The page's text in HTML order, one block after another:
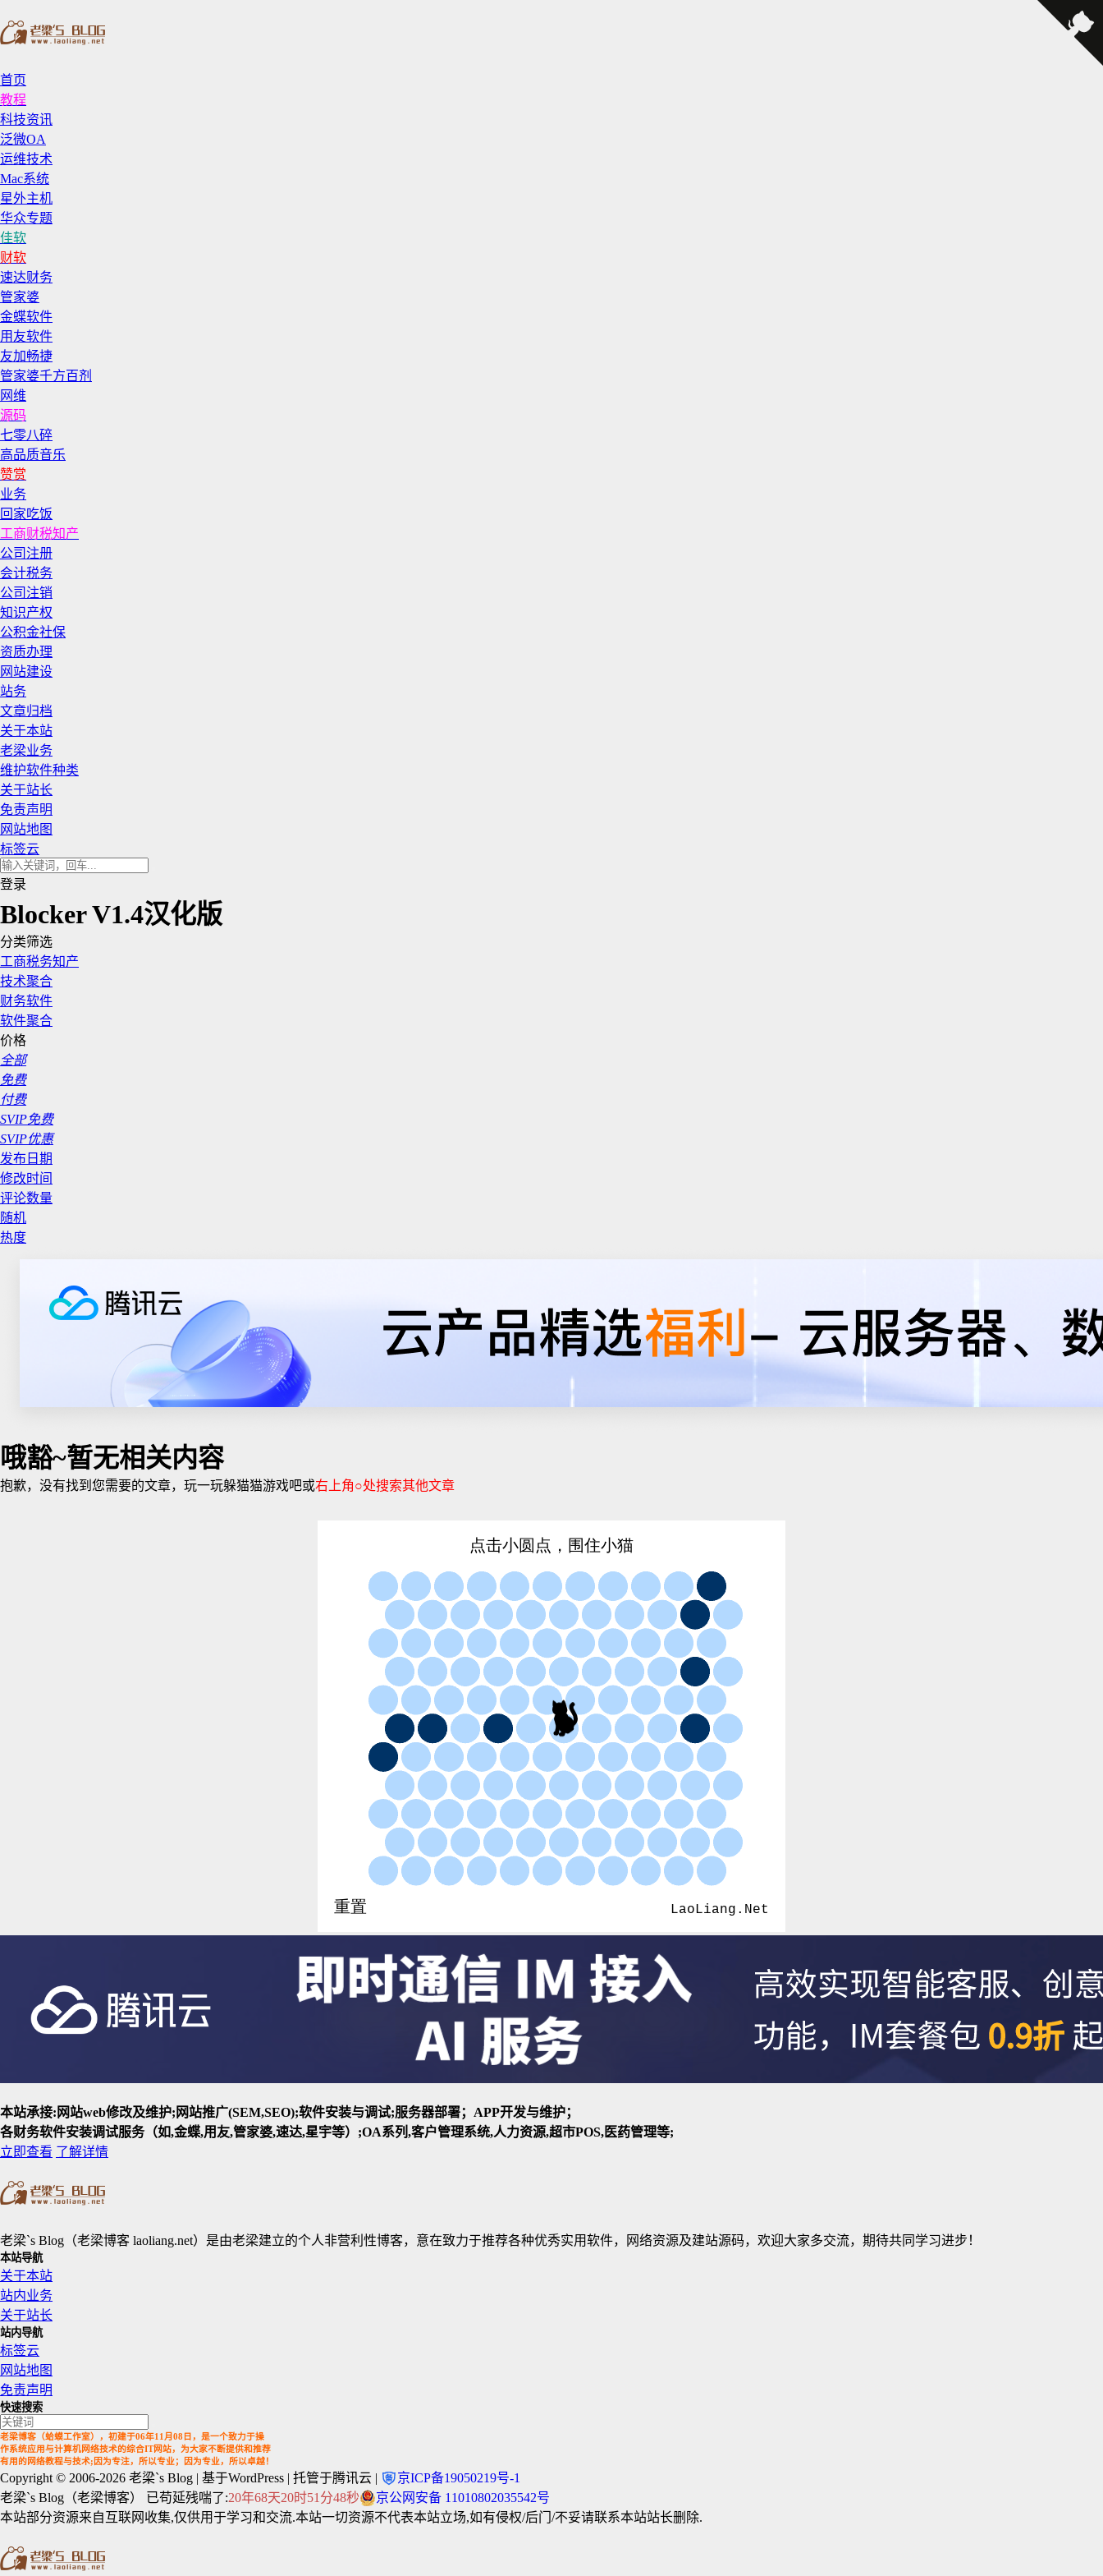
首页
教程
科技资讯
泛微OA
运维技术
Mac系统
星外主机
华众专题
佳软
财软
速达财务
管家婆
金蝶软件
用友软件
友加畅捷
管家婆千方百剂
网维
源码
七零八碎
高品质音乐
赞赏
业务
回家吃饭
工商财税知产
公司注册
会计税务
公司注销
知识产权
公积金社保
资质办理
网站建设
站务
文章归档
关于本站
老梁业务
维护软件种类
关于站长
免责声明
网站地图
标签云
登录
Blocker V1.4汉化版
分类筛选
工商税务知产
技术聚合
财务软件
软件聚合
价格
全部
免费
付费
SVIP免费
SVIP优惠
发布日期
修改时间
评论数量
随机
热度
哦豁~暂无相关内容
抱歉，没有找到您需要的文章，玩一玩躲猫猫游戏吧或右上角○处搜索其他文章
本站承接:网站web修改及维护;网站推广(SEM,SEO);软件安装与调试;服务器部署；APP开发与维护；
各财务软件安装调试服务（如,金蝶,用友,管家婆,速达,星宇等）;OA系列,客户管理系统,人力资源,超市POS,医药管理等;
立即查看 了解详情
老梁`s Blog（老梁博客 laoliang.net）是由老梁建立的个人非营利性博客，意在致力于推荐各种优秀实用软件，网络资源及建站源码，欢迎大家多交流，期待共同学习进步！
本站导航
关于本站
站内业务
关于站长
站内导航
标签云
网站地图
免责声明
快速搜索
老梁博客（蛤蟆工作室），初建于06年11月08日，是一个致力于操
作系统应用与计算机网络技术的综合IT网站，为大家不断提供和推荐
有用的网络教程与技术;因为专注，所以专业；因为专业，所以卓越！
Copyright © 2006-2026 老梁`s Blog | 基于WordPress | 托管于腾讯云 |
京ICP备19050219号-1
老梁`s Blog（老梁博客） 已苟延残喘了:20年68天20时51分49秒
京公网安备 11010802035542号
本站部分资源来自互联网收集,仅供用于学习和交流.本站一切资源不代表本站立场,如有侵权/后门/不妥请联系本站站长删除.